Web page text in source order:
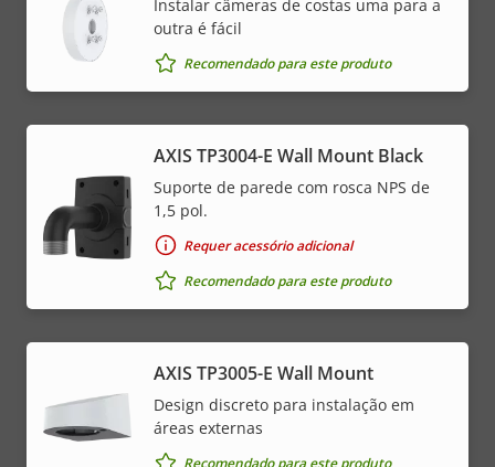
Instalar câmeras de costas uma para a
outra é fácil
Recomendado para este produto
AXIS TP3004-E Wall Mount Black
Suporte de parede com rosca NPS de
1,5 pol.
Requer acessório adicional
Recomendado para este produto
AXIS TP3005-E Wall Mount
Design discreto para instalação em
áreas externas
Recomendado para este produto